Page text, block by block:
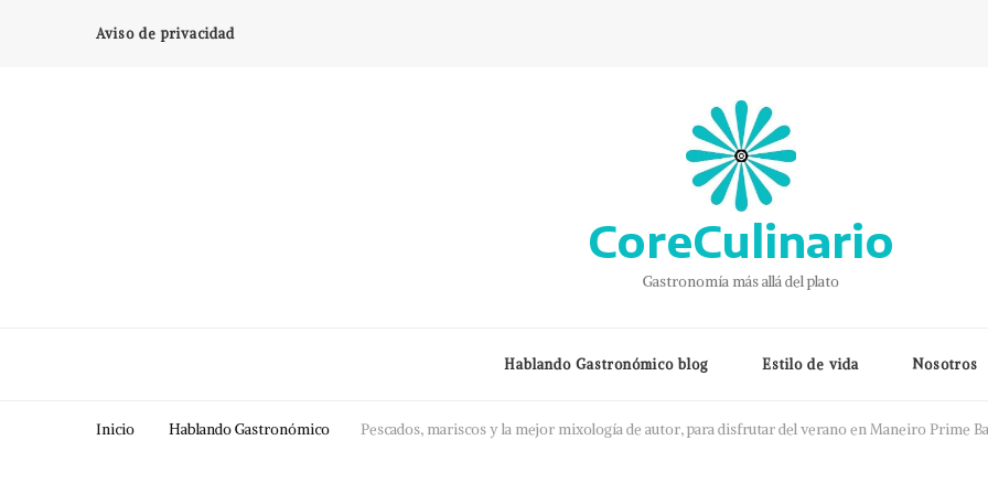
Aviso de privacidad
CoreCulinario
Gastronomía más allá del plato
Hablando Gastronómico blog Estilo de vida Nosotros
Inicio Hablando Gastronómico Pescados, mariscos y la mejor mixología de autor, para disfrutar del verano en Maneiro Prime